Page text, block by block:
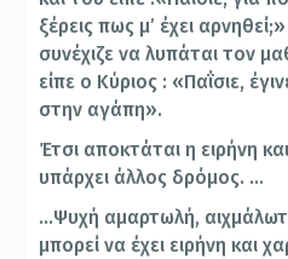
ξέρεις πως μ’ έχει
συνέχιζε να λυπάται τον
είπε ο Κύριος : «Παΐσιε,
στην αγάπη».
Έτσι αποκτάται η ειρήνη
υπάρχει άλλος δρόμος. …
…Ψυχή αμαρτωλή,
μπορεί να έχει ειρήνη και